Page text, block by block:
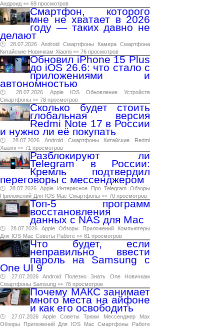
Андроид 👀 69 просмотров
Смартфон, которого
мне не хватает в 2026
году — таких давно не
делают
🕑 28.07.2026 Android Смартфоны Камера Смартфона
Китайские Новичкам Xiaomi 👀 76 просмотров
Обновил iPhone 15 Plus
до iOS 26.6: что стало с
приложениями и
автономностью
🕑 28.07.2026 Apple IOS Обновление
Устройств
Смартфоны 👀 78 просмотров
Сколько будет стоить
глобальная версия
Redmi Note 17 в России
и нужно ли её покупать
🕑 28.07.2026 Android Смартфоны Китайские
Redmi
Xiaomi 👀 71 просмотров
Разблокируют ли
Telegram в России:
Кремль подтвердил
переговоры с мессенджером
🕑 28.07.2026 Apple Интересное Про Telegram Обзоры
Приложений Для IOS Mac Смартфоны 👀 70 просмотров
Топ-5 программ
восстановления
данных с NAS для Mac
🕑 28.07.2026 Apple Обзоры Приложений
Компьютеры
Для IOS Mac Советы Работе 👀 81 просмотров
Что будет, если
неправильно ввести
пароль на Samsung с
One UI 9
🕑 27.07.2026 Android Полезно Знать One
Новичкам
Смартфоны Samsung 👀 76 просмотров
Почему МАКС занимает
много места на айфоне
и как его освободить
🕑 27.07.2026 Apple Советы Трюки Мессенджер
Max
Обзоры
Приложений Для IOS Mac Смартфоны
Работе